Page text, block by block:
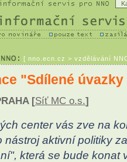
[ nno.ecn.cz > vzdělávání
"Sdílené
[Síť MC o.s.]
center vás zve na
nástroj aktivní politiky
která se bude konat